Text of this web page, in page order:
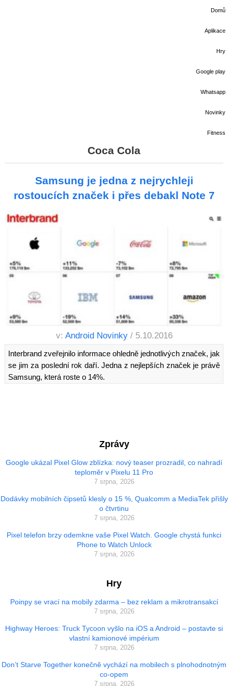
Domů
Aplikace
Hry
Google play
Whatsapp
Novinky
Fitness
Coca Cola
Samsung je jedna z nejrychleji
rostoucích značek i přes debakl Note 7
v: Android Novinky / 5.10.2016
Interbrand zveřejnilo informace ohledně jednotlivých značek, jak
se jim za poslední rok daří. Jedna z nejlepších značek je právě
Samsung, která roste o 14%.
Zprávy
Google ukázal Pixel Glow zblízka: nový teaser prozradil, co nahradí
teploměr v Pixelu 11 Pro
7 srpna, 2026
Dodávky mobilních čipsetů klesly o 15 %, Qualcomm a MediaTek přišly
o čtvrtinu
7 srpna, 2026
Pixel telefon brzy odemkne vaše Pixel Watch. Google chystá funkci
Phone to Watch Unlock
7 srpna, 2026
Hry
Poinpy se vrací na mobily zdarma – bez reklam a mikrotransakcí
7 srpna, 2026
Highway Heroes: Truck Tycoon vyšlo na iOS a Android – postavte si
vlastní kamionové impérium
7 srpna, 2026
Don’t Starve Together konečně vychází na mobilech s plnohodnotným
co-opem
7 srpna, 2026